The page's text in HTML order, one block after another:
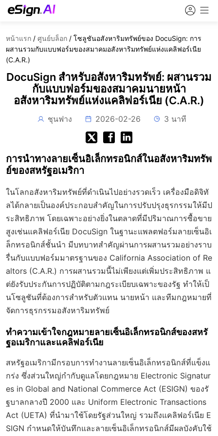
หน้าแรก / ศูนย์บล็อก / โซลูชันอสังหาริมทรัพย์ของ DocuSign: การ
ผสานรวมกับแบบฟอร์มของสมาคมอสังหาริมทรัพย์แห่งแคลิฟอร์เนีย
(C.A.R.)
DocuSign สำหรับอสังหาริมทรัพย์: ผสานรวม
กับแบบฟอร์มของสมาคมนายหน้า
อสังหาริมทรัพย์แห่งแคลิฟอร์เนีย (C.A.R.)
ชุนฟาง 2026-02-26 3 นาที
การนำทางลายเซ็นอิเล็กทรอนิกส์ในอสังหาริมทรัพ
ย์ของสหรัฐอเมริกา
ในโลกอสังหาริมทรัพย์ที่ดำเนินไปอย่างรวดเร็ว เครื่องมือดิจิทั
ลได้กลายเป็นองค์ประกอบสำคัญในการปรับปรุงธุรกรรมให้มีป
ระสิทธิภาพ โดยเฉพาะอย่างยิ่งในตลาดที่มีปริมาณการซื้อขาย
สูงเช่นแคลิฟอร์เนีย DocuSign ในฐานะแพลตฟอร์มลายเซ็นอิเ
ล็กทรอนิกส์ชั้นนำ มีบทบาทสำคัญผ่านการผสานรวมอย่างราบ
รื่นกับแบบฟอร์มมาตรฐานของ California Association of Re
altors (C.A.R.) การผสานรวมนี้ไม่เพียงแต่เพิ่มประสิทธิภาพ แ
ต่ยังรับประกันการปฏิบัติตามกฎระเบียบเฉพาะของรัฐ ทำให้เป็
นโซลูชันที่ต้องการสำหรับตัวแทน นายหน้า และทีมกฎหมายที่
จัดการธุรกรรมอสังหาริมทรัพย์
ทำความเข้าใจกฎหมายลายเซ็นอิเล็กทรอนิกส์ของสหรั
ฐอเมริกาและแคลิฟอร์เนีย
สหรัฐอเมริกามีกรอบการทำงานลายเซ็นอิเล็กทรอนิกส์ที่แข็งแ
กร่ง ซึ่งส่วนใหญ่กำกับดูแลโดยกฎหมาย Electronic Signatur
es in Global and National Commerce Act (ESIGN) ของรั
ฐบาลกลางปี 2000 และ Uniform Electronic Transactions
Act (UETA) ที่นำมาใช้โดยรัฐส่วนใหญ่ รวมถึงแคลิฟอร์เนีย E
SIGN กำหนดให้บันทึกและลายเซ็นอิเล็กทรอนิกส์มีผลบังคับใช้